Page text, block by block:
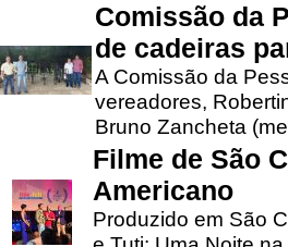
Comissão da
de cadeiras
A Comissão da
vereadores,
Bruno Zancheta
Filme de São
Americano
Produzido em São